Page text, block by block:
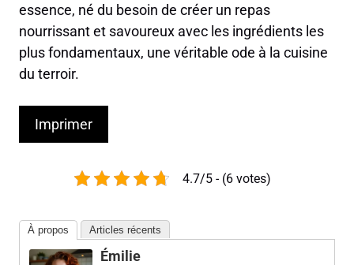
essence, né du besoin de créer un repas
nourrissant et savoureux avec les ingrédients les
plus fondamentaux, une véritable ode à la cuisine
du terroir.
Imprimer
4.7/5 - (6 votes)
À propos Articles récents
Émilie